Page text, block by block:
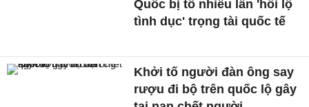
Quốc bị tố nhiều lần 'hối lộ
tình dục' trọng tài quốc tế
Khởi tố người đàn ông say
rượu đi bộ trên quốc lộ gây